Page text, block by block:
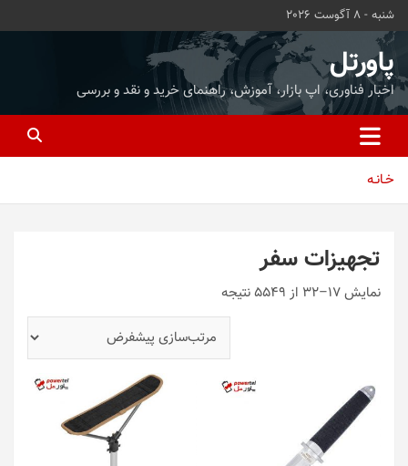
محتوا
بروید
شنبه - 8 آگوست 2026
پاورتل
اخبار فناوری، اپ بازار، آموزش، راهنمای خرید و نقد و بررسی
خـانـه
تجهیزات سفر
نمایش 17–32 از 5549 نتیجه